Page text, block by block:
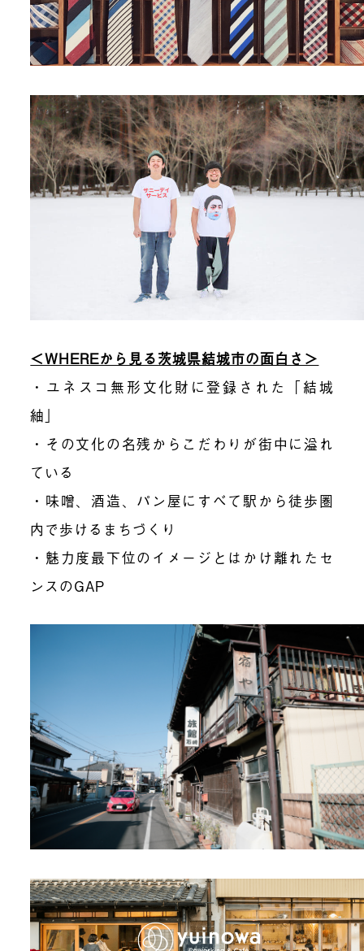
＜WHEREから見る茨城県結城市の面白さ＞
・ユネスコ無形文化財に登録された「結城
紬」
・その文化の名残からこだわりが街中に溢れ
ている
・味噌、酒造、パン屋にすべて駅から徒歩圏
内で歩けるまちづくり
・魅力度最下位のイメージとはかけ離れたセ
ンスのGAP